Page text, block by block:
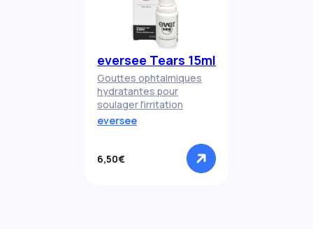
eversee Tears 15ml
Gouttes ophtalmiques
hydratantes pour
soulager l'irritation
eversee
6,50€